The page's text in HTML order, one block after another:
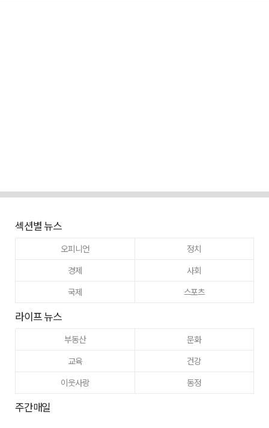
섹션별 뉴스
오피니언
정치
경제
사회
국제
스포츠
라이프 뉴스
부동산
문화
교육
건강
이웃사랑
동정
주간매일